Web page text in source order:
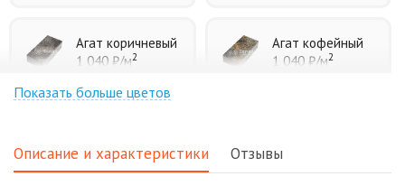
Агат коричневый
1 040 ₽/м2
Агат кофейный
1 040 ₽/м2
Показать больше цветов
Описание и характеристики Отзывы